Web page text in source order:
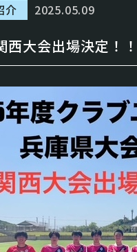
介 2025.05.09
大会出場決定！！